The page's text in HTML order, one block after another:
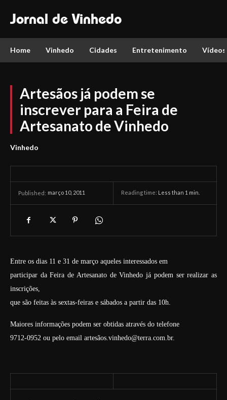
Jornal de Vinhedo
Home Vinhedo Cidades Entretenimento Vídeos
Artesãos já podem se
inscrever para a Feira de
Artesanato de Vinhedo
Vinhedo
Published: março 10, 2011 Reading time: Less than 1 min.
Entre os dias 11 e 31 de março aqueles interessados em
participar da Feira de Artesanato de Vinhedo já podem ser realizar as
inscrições,
que são feitas às sextas-feiras e sábados a partir das 10h.
Maiores informações podem ser obtidas através do telefone
9712-0952 ou pelo email artesãos.vinhedo@terra.com.br.